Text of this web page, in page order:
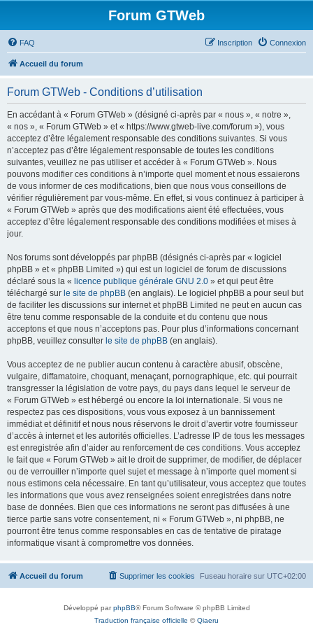
Forum GTWeb
FAQ Connexion
Inscription
Accueil du forum
Forum GTWeb - Conditions d’utilisation
En accédant à « Forum GTWeb » (désigné ci-après par « nous », « notre »,
« nos », « Forum GTWeb » et « https://www.gtweb-live.com/forum »), vous
acceptez d’être légalement responsable des conditions suivantes. Si vous
n’acceptez pas d’être légalement responsable de toutes les conditions
suivantes, veuillez ne pas utiliser et accéder à « Forum GTWeb ». Nous
pouvons modifier ces conditions à n’importe quel moment et nous essaierons
de vous informer de ces modifications, bien que nous vous conseillons de
vérifier régulièrement par vous-même. En effet, si vous continuez à participer à
« Forum GTWeb » après que des modifications aient été effectuées, vous
acceptez d’être légalement responsable des conditions modifiées et mises à
jour.
Nos forums sont développés par phpBB (désignés ci-après par « logiciel
phpBB » et « phpBB Limited ») qui est un logiciel de forum de discussions
déclaré sous la « licence publique générale GNU 2.0 » et qui peut être
téléchargé sur le site de phpBB (en anglais). Le logiciel phpBB a pour seul but
de faciliter les discussions sur internet et phpBB Limited ne peut en aucun cas
être tenu comme responsable de la conduite et du contenu que nous
acceptons et que nous n’acceptons pas. Pour plus d’informations concernant
phpBB, veuillez consulter le site de phpBB (en anglais).
Vous acceptez de ne publier aucun contenu à caractère abusif, obscène,
vulgaire, diffamatoire, choquant, menaçant, pornographique, etc. qui pourrait
transgresser la législation de votre pays, du pays dans lequel le serveur de
« Forum GTWeb » est hébergé ou encore la loi internationale. Si vous ne
respectez pas ces dispositions, vous vous exposez à un bannissement
immédiat et définitif et nous nous réservons le droit d’avertir votre fournisseur
d’accès à internet et les autorités officielles. L’adresse IP de tous les messages
est enregistrée afin d’aider au renforcement de ces conditions. Vous acceptez
le fait que « Forum GTWeb » ait le droit de supprimer, de modifier, de déplacer
ou de verrouiller n’importe quel sujet et message à n’importe quel moment si
nous estimons cela nécessaire. En tant qu’utilisateur, vous acceptez que toutes
les informations que vous avez renseignées soient enregistrées dans notre
base de données. Bien que ces informations ne seront pas diffusées à une
tierce partie sans votre consentement, ni « Forum GTWeb », ni phpBB, ne
pourront être tenus comme responsables en cas de tentative de piratage
informatique visant à compromettre vos données.
Accueil du forum Fuseau horaire sur UTC+02:00
Supprimer les cookies
Développé parphpBB® Forum Software © phpBB Limited
Traduction française officielle ©Qiaeru